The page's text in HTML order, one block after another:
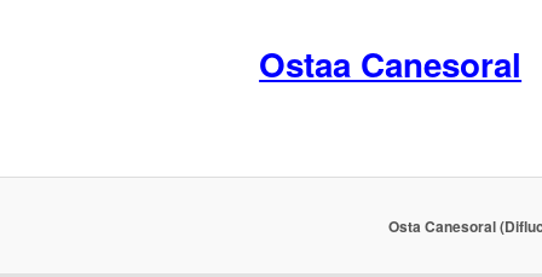
Ostaa Canesoral
Osta Canesoral